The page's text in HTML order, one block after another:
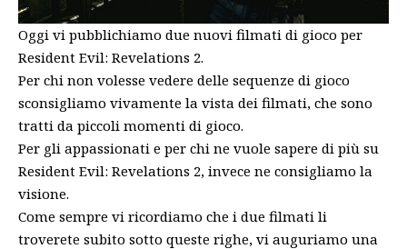
Oggi vi pubblichiamo due nuovi filmati di gioco per
Resident Evil: Revelations 2.
Per chi non volesse vedere delle sequenze di gioco
sconsigliamo vivamente la vista dei filmati, che sono
tratti da piccoli momenti di gioco.
Per gli appassionati e per chi ne vuole sapere di più su
Resident Evil: Revelations 2, invece ne consigliamo la
visione.
Come sempre vi ricordiamo che i due filmati li
troverete subito sotto queste righe, vi auguriamo una